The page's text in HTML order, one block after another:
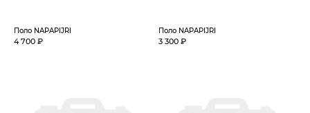
Поло NAPAPIJRI
4 700 ₽
Поло NAPAPIJRI
3 300 ₽